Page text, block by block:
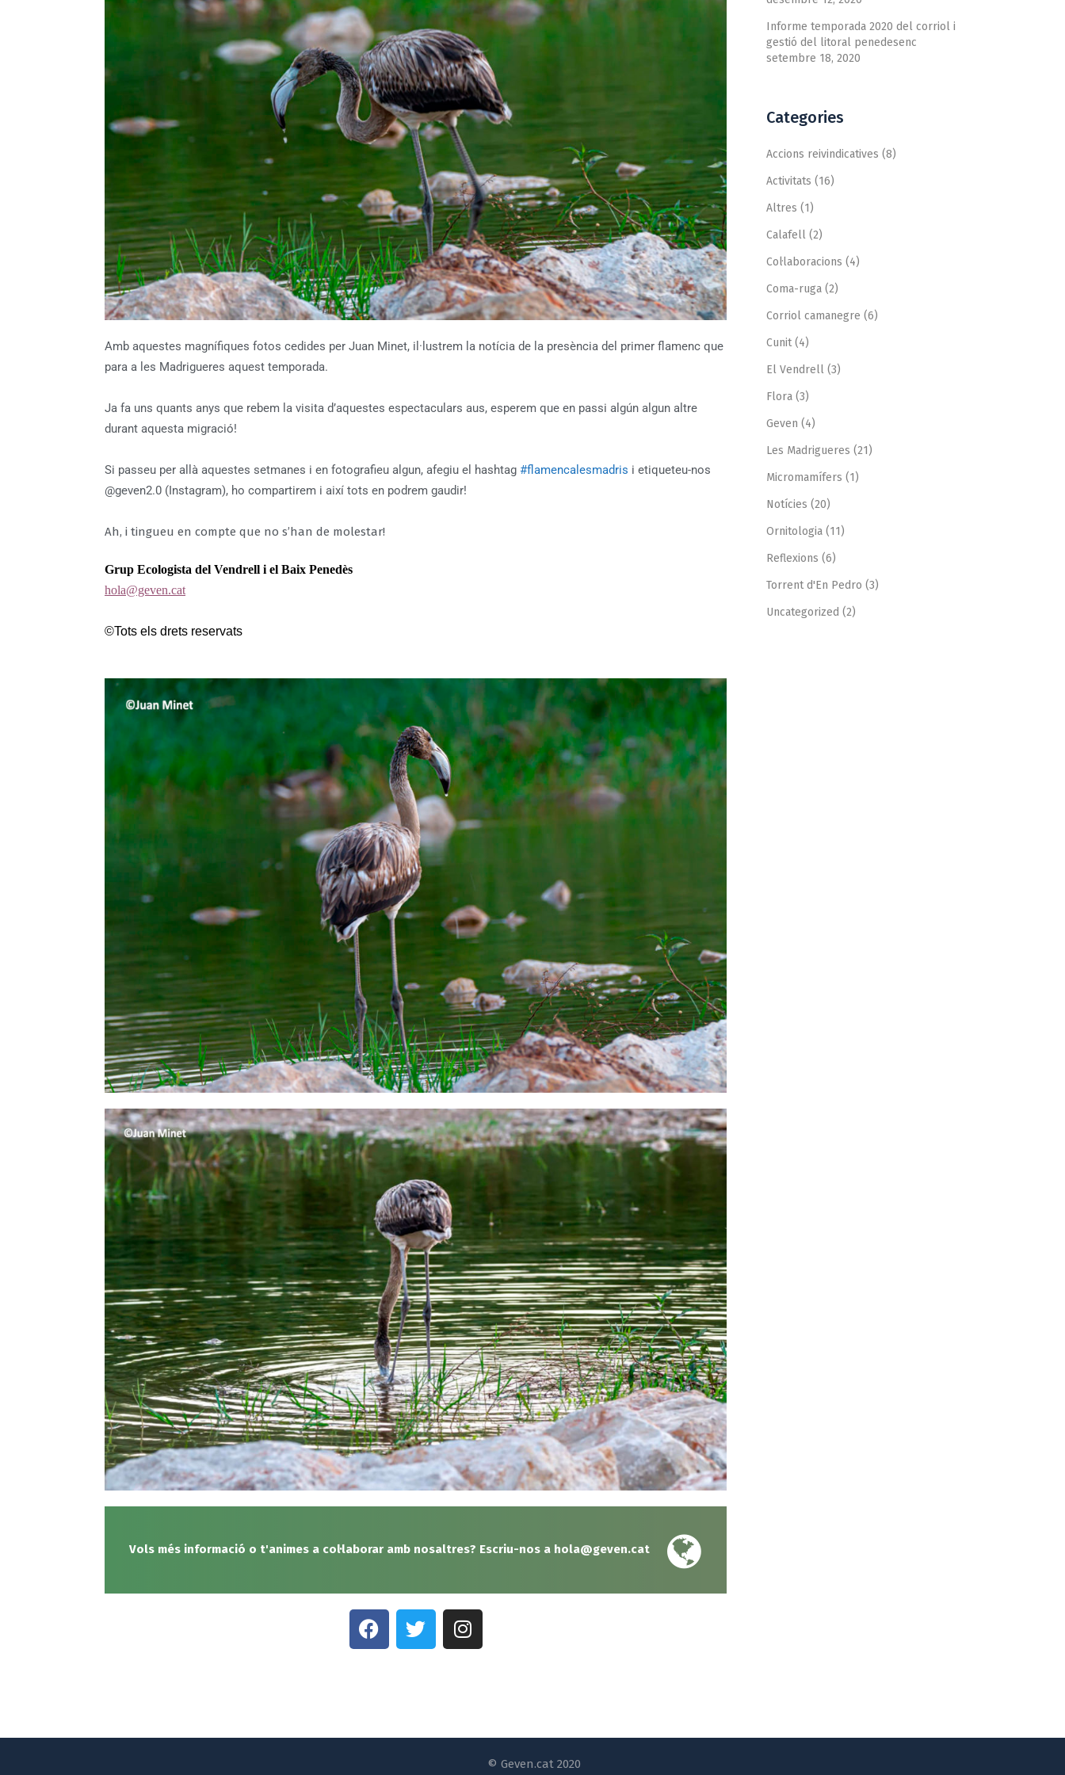
Amb aquestes magnífiques fotos cedides per Juan Minet, il·lustrem la notícia de la presència del primer flamenc que
para a les Madrigueres aquest temporada.
Ja fa uns quants anys que rebem la visita d’aquestes espectaculars aus, esperem que en passi algún algun altre
durant aquesta migració!
Si passeu per allà aquestes setmanes i en fotografieu algun, afegiu el hashtag #flamencalesmadris i etiqueteu-nos
@geven2.0 (Instagram), ho compartirem i així tots en podrem gaudir!
Ah, i tingueu en compte que no s’han de molestar!
Grup Ecologista del Vendrell i el Baix Penedès
hola@geven.cat
©Tots els drets reservats
Vols més informació o t'animes a col·laborar amb nosaltres? Escriu-nos a hola@geven.cat
Informe temporada 2020 del corriol i
gestió del litoral penedesenc
setembre 18, 2020
Categories
Accions reivindicatives (8)
Activitats (16)
Altres (1)
Calafell (2)
Col·laboracions (4)
Coma-ruga (2)
Corriol camanegre (6)
Cunit(4)
El Vendrell (3)
Flora (3)
Geven (4)
Les Madrigueres (21)
Micromamífers (1)
Notícies (20)
Ornitologia (11)
Reflexions (6)
Torrent d'En Pedro (3)
Uncategorized (2)
© Geven.cat 2020